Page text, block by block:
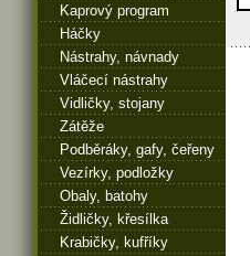
Kaprový program
Háčky
Nástrahy, návnady
Vláčecí nástrahy
Vidličky, stojany
Zátěže
Podběráky, gafy, čeřeny
Vezírky, podložky
Obaly, batohy
Židličky, křesílka
Krabičky, kufříky